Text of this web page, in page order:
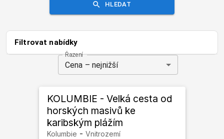
HLEDAT
Filtrovat nabídky
Řazení
Cena – nejnižší
KOLUMBIE - Velká cesta od
horských masivů ke
karibským plážím
Kolumbie - Vnitrozemí